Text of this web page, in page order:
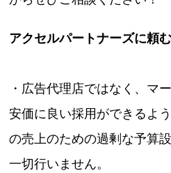
アクセルパートナーズに頼
・広告代理店ではなく、マ
安価に良い採用ができるよ
の売上のための過剰な予算
一切行いません。